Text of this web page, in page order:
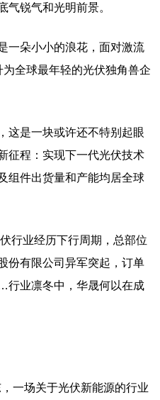
气锐气和光明前景。
朵小小的浪花，面对激流
全球最年轻的光伏独角兽企
是一块或许还不特别起眼
征程：实现下一代光伏技术
组件出货量和产能均居全球
业经历下行周期，总部位
份有限公司异军突起，订单
业凛冬中，华晟何以在成
场关于光伏新能源的行业